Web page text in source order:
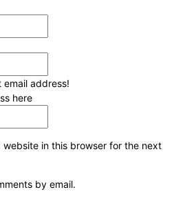
email address!
here
website in this browser for the next
by email.